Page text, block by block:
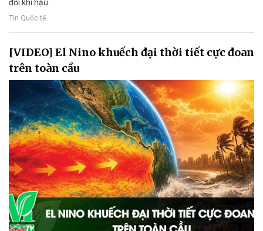
đổi khí hậu.
Tin Quốc tế
[VIDEO] El Nino khuếch đại thời tiết cực đoan
trên toàn cầu